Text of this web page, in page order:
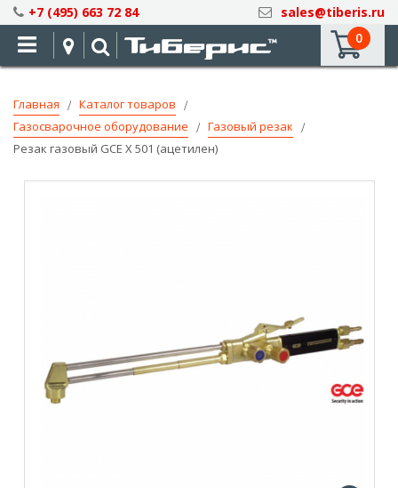
Skip
to
Content
+7 (495) 663 72 84
sales@tiberis.ru
0
Главная
Каталог товаров
Газосварочное оборудование
Газовый резак
Резак газовый GCE X 501 (ацетилен)